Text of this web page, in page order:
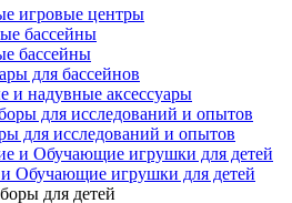
игровые центры
бассейны
бассейны
для бассейнов
и надувные аксессуары
для исследований и опытов
Обучающие игрушки для детей